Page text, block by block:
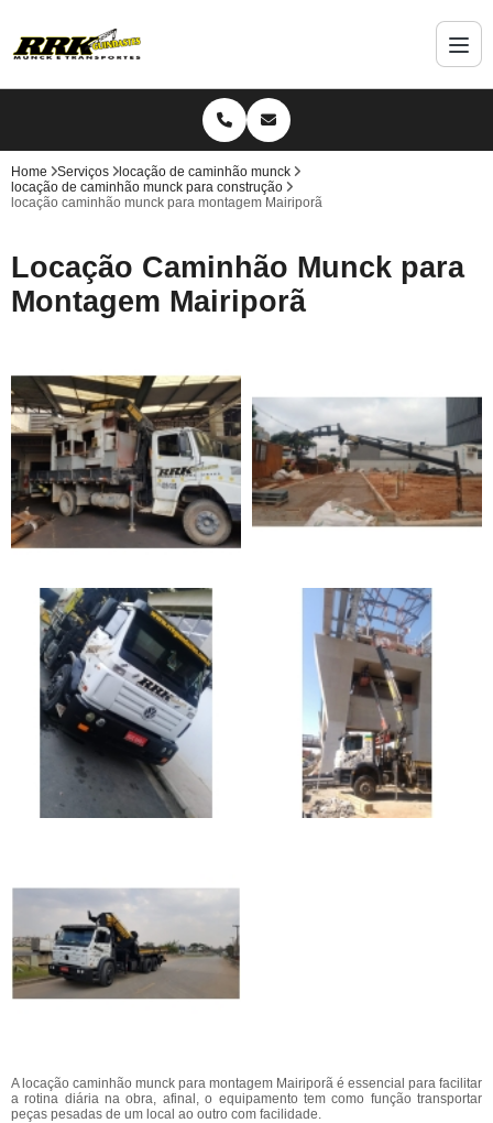
Home Serviços
locação de caminhão munck
locação de caminhão munck para construção
locação caminhão munck para montagem Mairiporã
Locação Caminhão Munck para
Montagem Mairiporã
A locação caminhão munck para montagem Mairiporã é essencial para facilitar
a rotina diária na obra, afinal, o equipamento tem como função transportar
peças pesadas de um local ao outro com facilidade.